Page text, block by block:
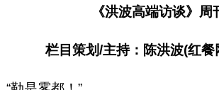
《洪波高端访谈》周
栏目策划/主持：陈洪波(红餐